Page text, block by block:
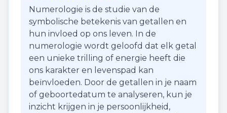
Numerologie is de studie van de
symbolische betekenis van getallen en
hun invloed op ons leven. In de
numerologie wordt geloofd dat elk getal
een unieke trilling of energie heeft die
ons karakter en levenspad kan
beïnvloeden. Door de getallen in je naam
of geboortedatum te analyseren, kun je
inzicht krijgen in je persoonlijkheid,